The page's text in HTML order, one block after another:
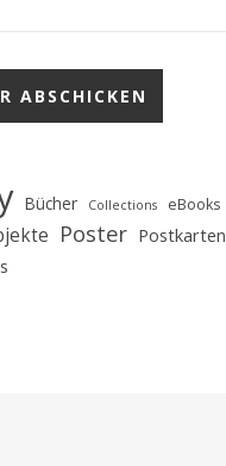
Bücher Collections eBooks
Poster Postkarten